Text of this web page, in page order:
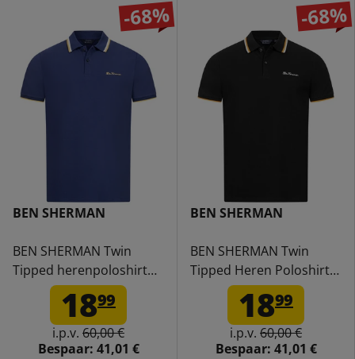
-68%
BEN SHERMAN
BEN SHERMAN Twin
Tipped herenpoloshirt
0076270NR-
TwilightDenim
1899
i.p.v. 60,00 €
Bespaar: 41,01 €
-68%
BEN SHERMAN
BEN SHERMAN Twin
Tipped Heren Poloshirt
0076270NR-BLACK
1899
i.p.v. 60,00 €
Bespaar: 41,01 €